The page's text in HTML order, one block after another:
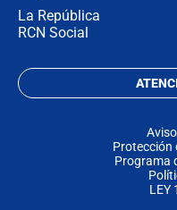
La República
RCN Social
Protección
Programa
LEY